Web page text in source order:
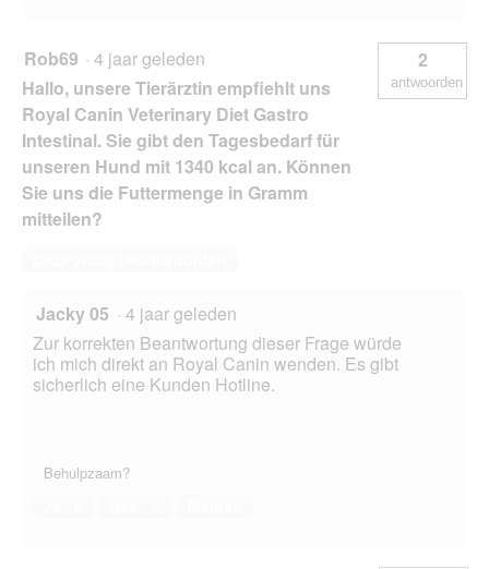
Rob69 · 4 jaar geleden
Hallo, unsere Tierärztin empfiehlt uns
Royal Canin Veterinary Diet Gastro
Intestinal. Sie gibt den Tagesbedarf für
unseren Hund mit 1340 kcal an. Können
Sie uns die Futtermenge in Gramm
mitteilen?
2
antwoorden
Jacky 05 · 4 jaar geleden
Zur korrekten Beantwortung dieser Frage würde
ich mich direkt an Royal Canin wenden. Es gibt
sicherlich eine Kunden Hotline.
Behulpzaam?